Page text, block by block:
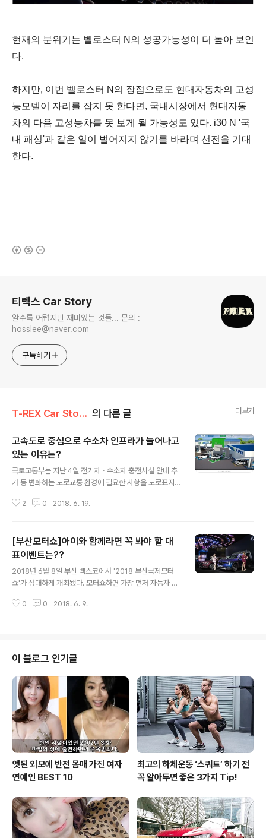
현재의 분위기는 벨로스터 N의 성공가능성이 더 높아 보인
다.
하지만, 이번 벨로스터 N의 장점으로도 현대자동차의 고성
능모델이 자리를 잡지 못 한다면, 국내시장에서 현대자동
차의 다음 고성능차를 못 보게 될 가능성도 있다. i30 N '국
내 패싱'과 같은 일이 벌어지지 않기를 바라며 선전을 기대
한다.
티렉스 Car Story
알수록 어렵지만 재미있는 것들... 문의 :
hosslee@naver.com
구독하기
T-REX Car Story/Car 분석 톡톡 의 다른 글 더보기
고속도로 중심으로 수소차 인프라가 늘어나고
있는 이유는?
국토교통부는 지난 4일 전기차ㆍ수소차 충전시설 안내 추
가 등 변화하는 도로교통 환경에 필요한 사항을 도로표지
속도로 안내표지에는 친환경 연료충전 시설에 대한 정보가
자의 편의 제고와 향후 친환경 자동차 활성화에 선제대응
하기 위해 전기ㆍ수소ㆍLPGㆍLNG 충전소를 안내할 수
있도록 개정했다.지난 7일에는 올해 중 주요 고속도로 휴
게소에 수소차 충전소 8기와 전기차 충전시설 80여기를
난 2월 구축한 영동고속도로 여주휴게소(강릉방향) 이외
2 0 2018. 6. 19.
[부산모터쇼]아이와 함께라면 꼭 봐야 할 대
표이벤트는??
2018년 6월 8일 부산 벡스코에서 '2018 부산국제모터
쇼'가 성대하게 개최됐다. 모터쇼하면 가장 먼저 자동차 전
줄어들고 있어 이색볼거리가 없다면 모터쇼는 무미건조해
과 같은 착각으로 시간가는 줄 모르게 즐기길 바란다.아우
디는 아우디부스의 상징과도 같은 멋진 모델들의 ‘아우디
런웨이 쇼’를 올해에도 진행한다. 이번 패션쇼는 ‘로우 클래
식 (LOW CLASSIC)’의 이명신 디자이너와 협업을 통해
자동차와 패션을 접목한 아우디 스타일을 제시해 관람객들
에게 색다른 볼거리와 즐거움을 선..
0 0 2018. 6. 9.
이 블로그 인기글
앳된 외모에 반전 몸매 가진 여자
연예인 BEST 10
최고의 하체운동 ‘스쿼트’ 하기 전
꼭 알아두면 좋은 3가지 Tip!